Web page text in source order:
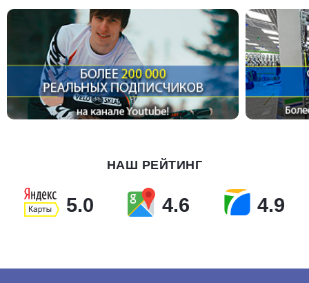
НАШ РЕЙТИНГ
5.0 4.6 4.9